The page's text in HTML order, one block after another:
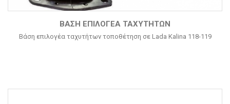
ΒΆΣΗ ΕΠΙΛΟΓΈΑ ΤΑΧΥΤΉΤΩΝ
Βάση επιλογέα ταχυτήτων τοποθέτηση σε Lada Kalina 118-119